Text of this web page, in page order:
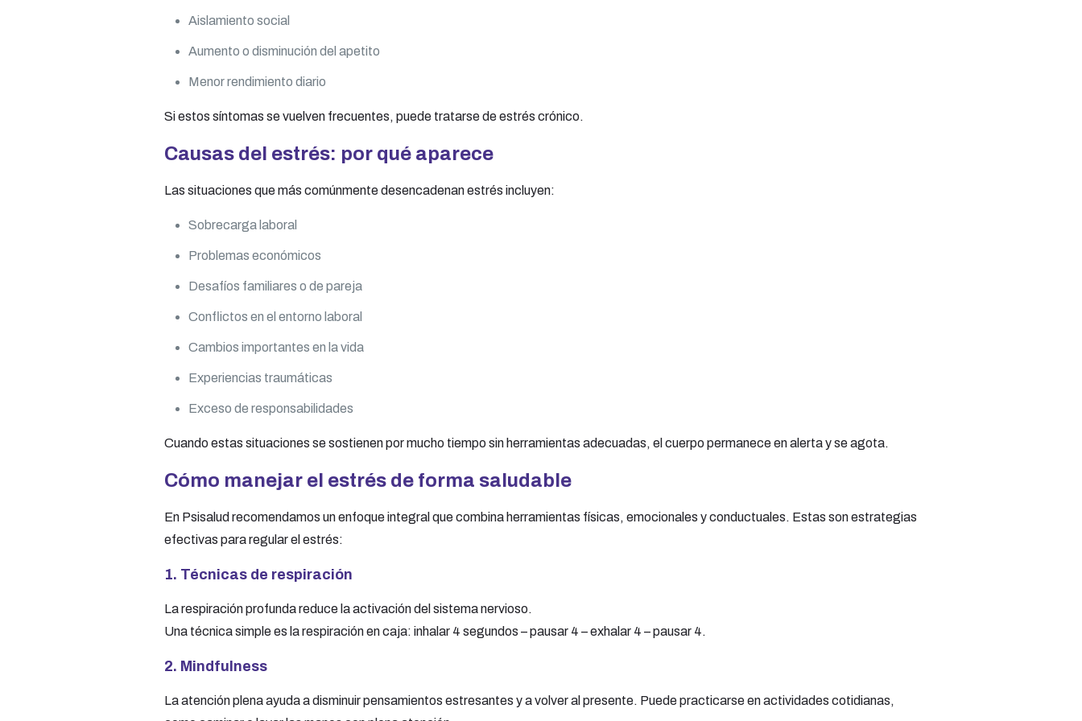
Aislamiento social
Aumento o disminución del apetito
Menor rendimiento diario
Si estos síntomas se vuelven frecuentes, puede tratarse de estrés crónico.
Causas del estrés: por qué aparece
Las situaciones que más comúnmente desencadenan estrés incluyen:
Sobrecarga laboral
Problemas económicos
Desafíos familiares o de pareja
Conflictos en el entorno laboral
Cambios importantes en la vida
Experiencias traumáticas
Exceso de responsabilidades
Cuando estas situaciones se sostienen por mucho tiempo sin herramientas adecuadas, el cuerpo permanece en alerta y se agota.
Cómo manejar el estrés de forma saludable
En Psisalud recomendamos un enfoque integral que combina herramientas físicas, emocionales y conductuales. Estas son estrategias
efectivas para regular el estrés:
1. Técnicas de respiración
La respiración profunda reduce la activación del sistema nervioso.
Una técnica simple es la respiración en caja: inhalar 4 segundos – pausar 4 – exhalar 4 – pausar 4.
2. Mindfulness
La atención plena ayuda a disminuir pensamientos estresantes y a volver al presente. Puede practicarse en actividades cotidianas,